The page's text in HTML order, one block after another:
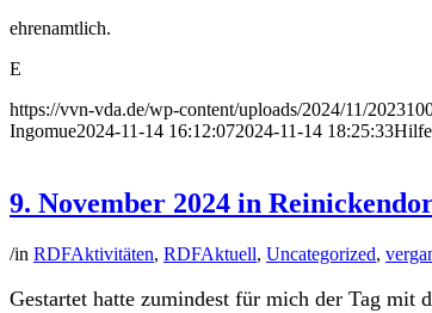
ehrenamtlich.
E
https://vvn-vda.de/wp-content/uploads/2024/11/
Ingomue2024-11-14 16:12:072024-11-14 18:25:33
9. November 2024 in
/in RDFAktivitäten, RDFAktuell, Uncategorized,
Gestartet hatte zumindest für mich der Tag mit